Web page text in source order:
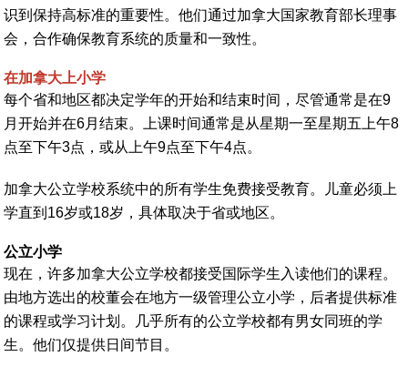
识到保持高标准的重要性。他们通过加拿大国家教育部长理事
会，合作确保教育系统的质量和一致性。
在加拿大上小学
每个省和地区都决定学年的开始和结束时间，尽管通常是在9
月开始并在6月结束。上课时间通常是从星期一至星期五上午8
点至下午3点，或从上午9点至下午4点。
加拿大公立学校系统中的所有学生免费接受教育。儿童必须上
学直到16岁或18岁，具体取决于省或地区。
公立小学
现在，许多加拿大公立学校都接受国际学生入读他们的课程。
由地方选出的校董会在地方一级管理公立小学，后者提供标准
的课程或学习计划。几乎所有的公立学校都有男女同班的学
生。他们仅提供日间节目。